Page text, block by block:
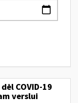
COVID-19
verslui